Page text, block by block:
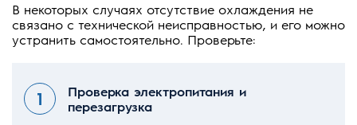
В некоторых случаях отсутствие охлаждения не
связано с технической неисправностью, и его можно
устранить самостоятельно. Проверьте:
Проверка электропитания и
перезагрузка